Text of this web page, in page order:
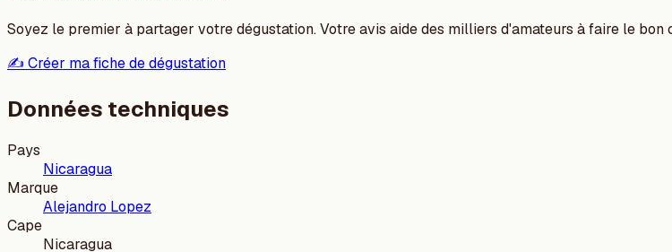
Soyez le premier à partager votre dégustation. Votre avis aide des milliers d'amateurs à faire le bon
✍️ Créer ma fiche de dégustation
Données techniques
Pays
Nicaragua
Marque
Alejandro Lopez
Cape
Nicaragua